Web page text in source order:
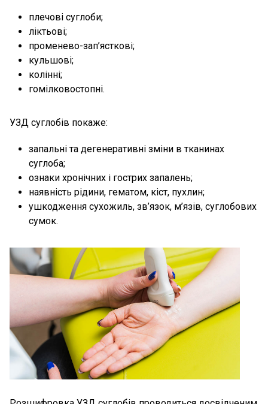
плечові суглоби;
ліктьові;
променево-зап’ясткові;
кульшові;
колінні;
гомілковостопні.
УЗД суглобів покаже:
запальні та дегенеративні зміни в тканинах
суглоба;
ознаки хронічних і гострих запалень;
наявність рідини, гематом, кіст, пухлин;
ушкодження сухожиль, зв’язок, м’язів, суглобових
сумок.